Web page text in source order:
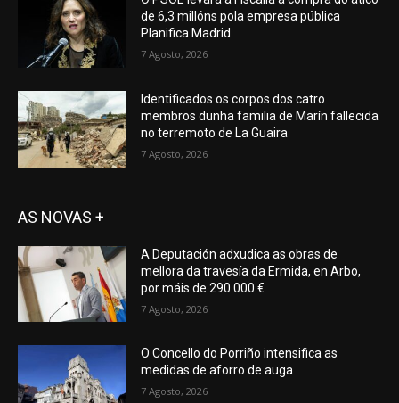
de 6,3 millóns pola empresa pública
Planifica Madrid
7 Agosto, 2026
Identificados os corpos dos catro
membros dunha familia de Marín fallecida
no terremoto de La Guaira
7 Agosto, 2026
AS NOVAS +
A Deputación adxudica as obras de
mellora da travesía da Ermida, en Arbo,
por máis de 290.000 €
7 Agosto, 2026
O Concello do Porriño intensifica as
medidas de aforro de auga
7 Agosto, 2026